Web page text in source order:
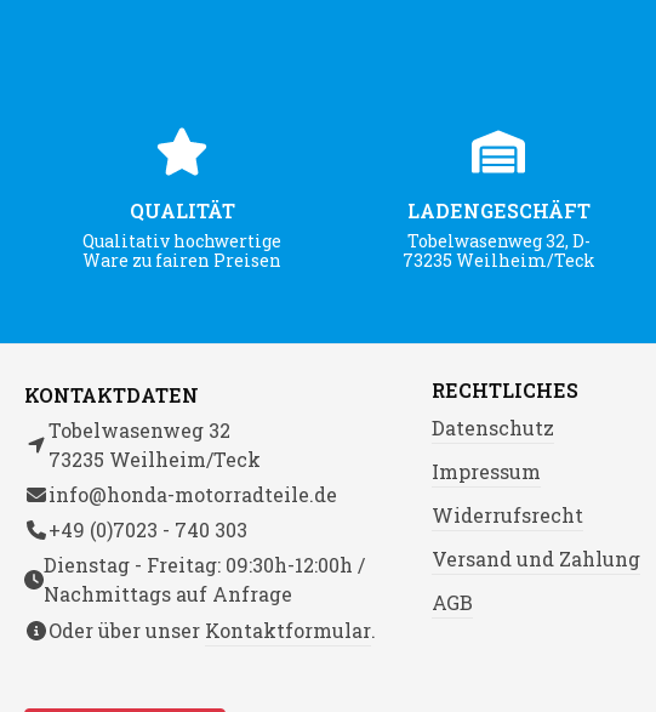
QUALITÄT
Qualitativ hochwertige
Ware zu fairen Preisen
LADENGESCHÄFT
Tobelwasenweg 32, D-
73235 Weilheim/Teck
KONTAKTDATEN
Tobelwasenweg 32
73235 Weilheim/Teck
info@honda-motorradteile.de
+49 (0)7023 - 740 303
Dienstag - Freitag: 09:30h-12:00h /
Nachmittags auf Anfrage
Oder über unser Kontaktformular.
RECHTLICHES
Datenschutz
Impressum
Widerrufsrecht
Versand und Zahlung
AGB